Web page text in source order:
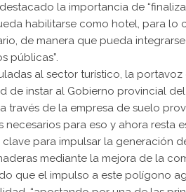
la importancia de
habilitarse como hotel, para
de manera que pueda
públicas”.
al sector turístico, la
de instar al Gobierno provincial
de la empresa de suelo
para eso y ahora resta
clave para impulsar la generación
mediante la mejora de la
que el impulso a este polígono